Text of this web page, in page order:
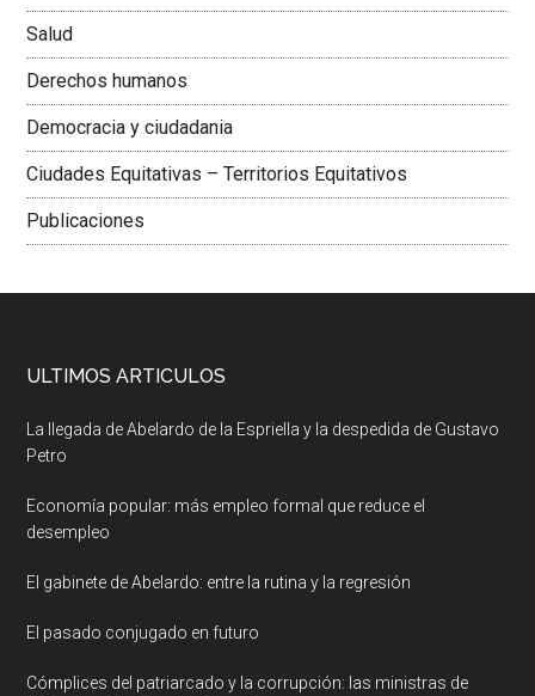
Salud
Derechos humanos
Democracia y ciudadania
Ciudades Equitativas – Territorios Equitativos
Publicaciones
ULTIMOS ARTICULOS
La llegada de Abelardo de la Espriella y la despedida de Gustavo
Petro
Economía popular: más empleo formal que reduce el
desempleo
El gabinete de Abelardo: entre la rutina y la regresión
El pasado conjugado en futuro
Cómplices del patriarcado y la corrupción: las ministras de